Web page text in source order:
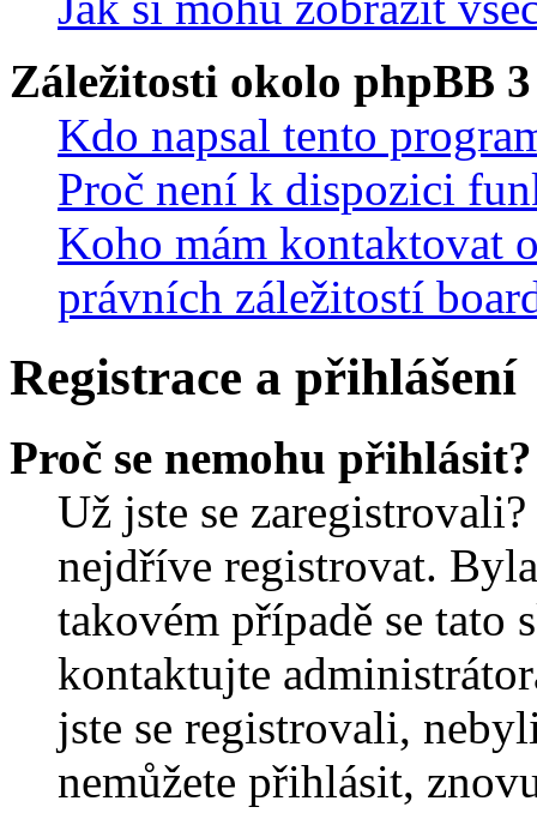
Záležitosti okolo phpBB 3
Kdo napsal tento
Proč není k dispozici
Koho mám kontaktovat
právních záležitostí
Registrace a přihlášení
Proč se nemohu přihlásit?
Už jste se
nejdříve registrovat.
takovém případě se tato
kontaktujte
jste se registrovali,
nemůžete přihlásit,